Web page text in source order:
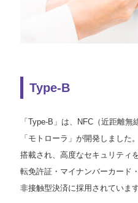
Type-B
「Type-B」は、NFC（近距離
「モトローラ」が開発しまし
搭載され、高度なセキュリティ
転免許証・マイナンバーカード
非接触型決済に採用されています